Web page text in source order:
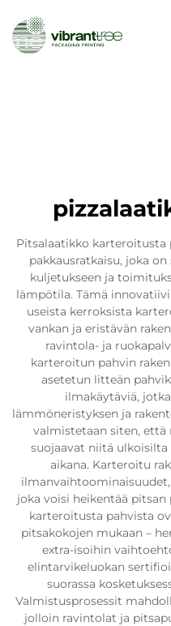
Pitsalaatikko
pakkausratkaisu, joka
kuljetukseen ja
lämpötila. Tämä
useista kerroksista
vankan ja eristävän
ravintola- ja
karteroitun pahvin
asetetun litteän
ilmakäytäviä,
lämmöneristyksen ja
valmistetaan siten, että
suojaavat niitä
aikana. Karteroitu
joka voisi heikentää
karteroitusta pahvista
pitsakokojen mukaan –
extra-isoihin
elintarvikeluokan
suorassa
Valmistusprosessit
jolloin ravintolat ja